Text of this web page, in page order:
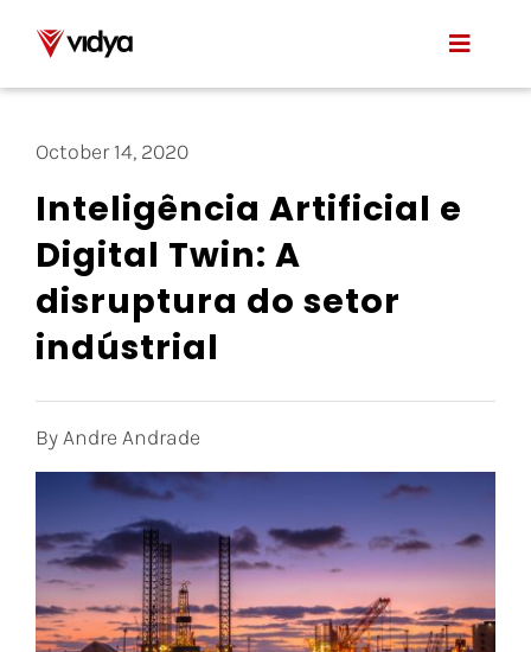
content
Toggle
Product
About Us
October 14, 2020
Inteligência Artificial e
Digital Twin: A
disruptura do setor
indústrial
By Andre Andrade